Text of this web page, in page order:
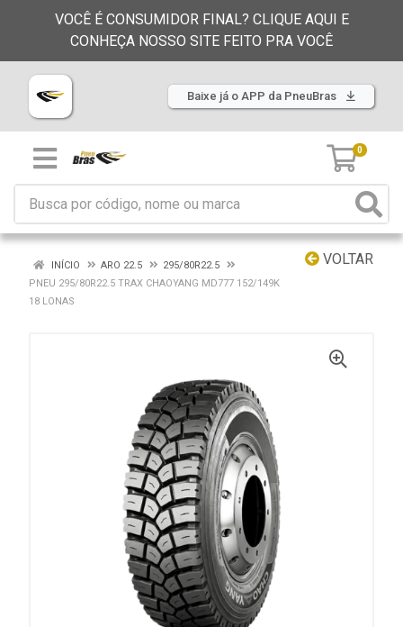
VOCÊ É CONSUMIDOR FINAL? CLIQUE AQUI E
CONHEÇA NOSSO SITE FEITO PRA VOCÊ
Baixe já o APP da PneuBras
0
VOLTAR
INÍCIO ARO 22.5
295/80R22.5
PNEU 295/80R22.5 TRAX CHAOYANG MD777 152/149K
18 LONAS